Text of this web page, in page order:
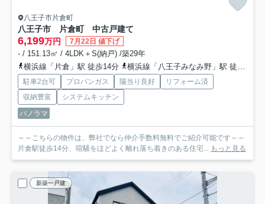
八王子市片倉町
八王子市 片倉町 中古戸建て
6,199万円 7月22日 値下げ
- / 151.13㎡ / 4LDK＋S(納戸) /築29年
横浜線「片倉」駅 徒歩14分
横浜線「八王子みなみ野」駅 徒歩16分
駐車2台可 プロパンガス 陽当り良好
リフォーム済
収納豊富
システムキッチン
パノラマ
～～こちらの物件は、弊社でなら仲介手数料無料でご紹介可能です～～
片倉駅徒歩14分、喧騒をほどよく離れ落ち着きのある住宅... もっと見る
新築一戸建